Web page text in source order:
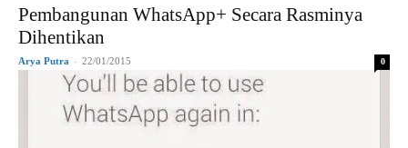
Pembangunan WhatsApp+ Secara Rasminya
Dihentikan
Arya Putra - 22/01/2015 0